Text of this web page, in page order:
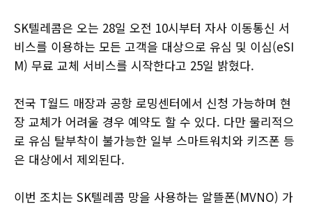
SK텔레콤은 오는 28일 오전 10시부터 자사 이동통신 서
비스를 이용하는 모든 고객을 대상으로 유심 및 이심(eSI
M) 무료 교체 서비스를 시작한다고 25일 밝혔다.
전국 T월드 매장과 공항 로밍센터에서 신청 가능하며 현
장 교체가 어려울 경우 예약도 할 수 있다. 다만 물리적으
로 유심 탈부착이 불가능한 일부 스마트워치와 키즈폰 등
은 대상에서 제외된다.
이번 조치는 SK텔레콤 망을 사용하는 알뜰폰(MVNO) 가